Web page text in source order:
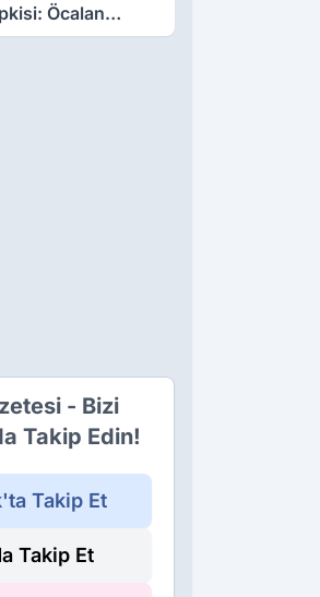
Öcalan
Üzerine
- Bizi
Takip Edin!
Takip Et
Takip Et